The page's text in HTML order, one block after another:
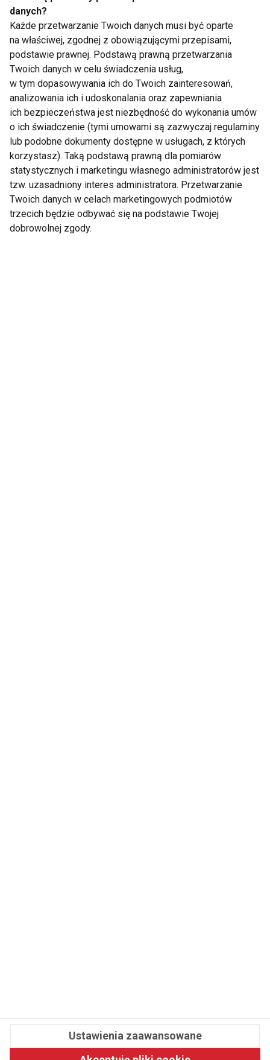
Niezbędne dla serca i
mięśni. Dlaczego
warto suplementować
kwasy omega-3?
Ten problem może
dotyczyć nawet co
piątej kobiety na
świecie. Lekarka:
Pacjentki często boją
się mówić o bólu
podczas stosunku
Mounjaro vs Ozempic
– różnice, skuteczność
i co wybrać?
Otyłość to choroba, a
nie brak silnej woli. Co
mówią eksperci?
Fit.pl © 2026 Wszystkie prawa zastrzeżone.
Pawelec.info
danych?
Każde przetwarzanie Twoich danych musi być oparte
na właściwej, zgodnej z obowiązującymi przepisami,
podstawie prawnej. Podstawą prawną przetwarzania
Twoich danych w celu świadczenia usług,
w tym dopasowywania ich do Twoich zainteresowań,
analizowania ich i udoskonalania oraz zapewniania
ich bezpieczeństwa jest niezbędność do wykonania umów
o ich świadczenie (tymi umowami są zazwyczaj regulaminy
lub podobne dokumenty dostępne w usługach, z których
korzystasz). Taką podstawą prawną dla pomiarów
statystycznych i marketingu własnego administratorów jest
tzw. uzasadniony interes administratora. Przetwarzanie
Twoich danych w celach marketingowych podmiotów
trzecich będzie odbywać się na podstawie Twojej
dobrowolnej zgody.
Ustawienia zaawansowane